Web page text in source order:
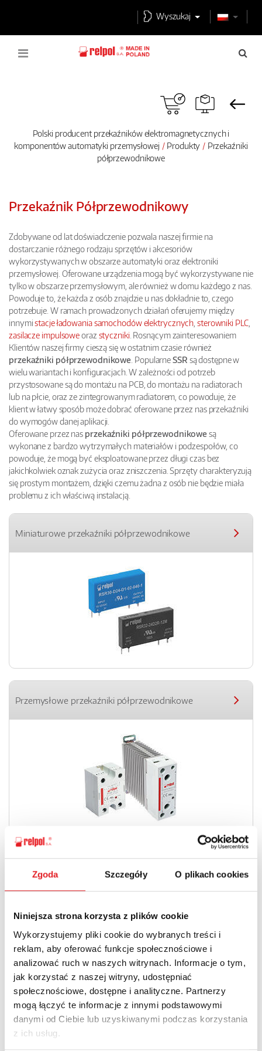
Zgoda Szczegóły O plikach cookies
Niniejsza strona korzysta z plików cookie
Wykorzystujemy pliki cookie do wybranych treści i
reklam, aby oferować funkcje społecznościowe i
analizować ruch w naszych witrynach. Informacje o tym,
jak korzystać z naszej witryny, udostępniać
społecznościowe, dostępne i analityczne. Partnerzy
mogą łączyć te informacje z innymi podstawowymi
danymi od Ciebie lub uzyskiwanymi podczas korzystania
z ich usług.
Wyszukaj
Polski producent przekaźników elektromagnetycznych i
komponentów automatyki przemysłowej
Produkty
Przekaźniki
półprzewodnikowe
Przekaźnik Półprzewodnikowy
Zdobywane od lat doświadczenie pozwala naszej firmie na
dostarczanie różnego rodzaju sprzętów i akcesoriów
wykorzystywanych w obszarze automatyki oraz elektroniki
przemysłowej. Oferowane urządzenia mogą być wykorzystywane nie
tylko w obszarze przemysłowym, ale również w domu każdego z nas.
Powoduje to, że każda z osób znajdzie u nas dokładnie to, czego
potrzebuje. W ramach prowadzonych działań oferujemy między
innymistacje ładowania samochodów elektrycznych ,sterowniki PLC,
zasilacze impulsoweoraz styczniki . Rosnącym zainteresowaniem
Klientów naszej firmy cieszą się w ostatnim czasie również
przekaźniki półprzewodnikowe . PopularneSSR są dostępne w
wielu wariantach i konfiguracjach. W zależności od potrzeb
przystosowane są do montażu na PCB, do montażu na radiatorach
lub na płcie, oraz ze zintegrowanym radiatorem, co powoduje, że
klient w łatwy sposób może dobrać oferowane przez nas przekaźniki
do wymogów danej aplikacji.
Oferowane przez nas przekaźniki półprzewodnikowesą
wykonane z bardzo wytrzymałych materiałów i podzespołów, co
powoduje, że mogą być eksploatowane przez długi czas bez
jakichkolwiek oznak zużycia oraz zniszczenia. Sprzęty charakteryzują
się prostym montażem, dzięki czemu żadna z osób nie będzie miała
problemu z ich właściwą instalacją.
Miniaturowe przekaźniki półprzewodnikowe
Przemysłowe przekaźniki półprzewodnikowe
Przekaźniki półprzewodnikowe - czym właściwie
są?